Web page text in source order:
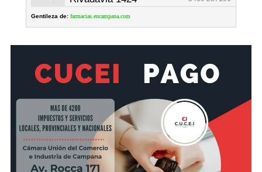
Gentileza de: farmacias.encampana.com